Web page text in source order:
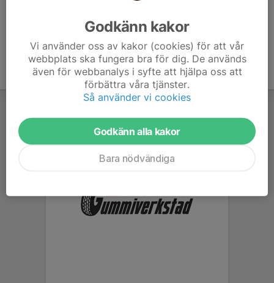
Godkänn kakor
Vi använder oss av kakor (cookies) för att vår
webbplats ska fungera bra för dig. De används
även för webbanalys i syfte att hjälpa oss att
förbättra våra tjänster.
Så använder vi cookies
Godkänn alla kakor
Bara nödvändiga